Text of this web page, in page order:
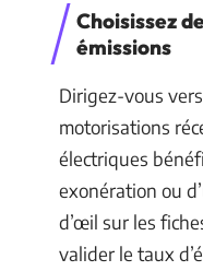
Choisissez
émissions
Dirigez-vous
motorisations
électriques
exonération ou
d’œil sur les
valider le taux